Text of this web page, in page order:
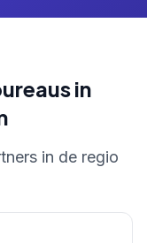
in
in de regio